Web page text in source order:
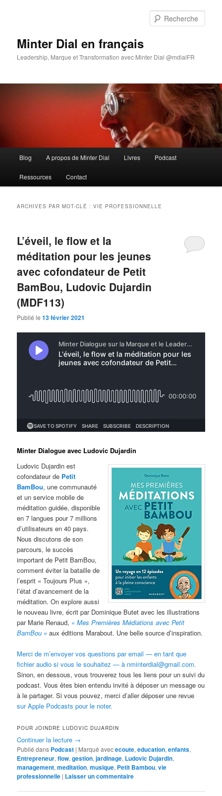
Minter Dial en français
Leadership, Marque et Transformation avec Minter Dial @mdialFR
principal
Blog A propos de Minter Dial Livres Podcast
Ressources Contact
ARCHIVES PAR MOT-CLÉ :VIE PROFESSIONNELLE
L’éveil, le flow et la
méditation pour les jeunes
avec cofondateur de Petit
BamBou, Ludovic Dujardin
(MDF113)
Publié le13 février 2021
Minter Dialogue avec Ludovic Dujardin
Ludovic Dujardin est
cofondateur de Petit
BamBou, une communauté
et un service mobile de
méditation guidée, disponible
en 7 langues pour 7 millions
d’utilisateurs en 40 pays.
Nous discutons de son
parcours, le succès
important de Petit BamBou,
comment éviter la bataille de
l’esprit « Toujours Plus »,
l’état d’avancement de la
méditation. On explore aussi
le nouveau livre, écrit par Dominique Butet avec les illustrations
par Marie Renaud, « Mes Premières Médiations avec Petit
BamBou » aux éditions Marabout. Une belle source d’inspiration.
Merci de m’envoyer vos questions par email — en tant que
fichier audio si vous le souhaitez — à nminterdial@gmail.com.
Sinon, en dessous, vous trouverez tous les liens pour un suivi du
podcast. Vous êtes bien entendu invité à déposer un message ou
à le partager. Si vous pouvez, merci d’aller déposer une revue
sur Apple Podcasts pour le noter.
POUR JOINDRE LUDOVIC DUJARDIN
Continuer la lecture →
Publié dans Podcast | Marqué avececoute,education,enfants,
Entrepreneur,flow,gestion,jardinage, Ludovic Dujardin,
management,meditation,musique, Petit Bambou,vie
professionnelle | Laisser un commentaire